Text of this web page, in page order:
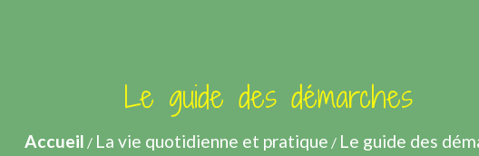
Le guide des démarches
Accueil / La vie quotidienne et pratique / Le guide des